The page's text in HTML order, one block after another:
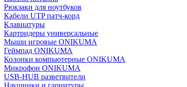
Рюкзаки для ноутбуков
Кабели UTP патч-корд
Клавиатуры
Картридеры универсальные
Мыши игровые ONIKUMA
Геймпад ONIKUMA
Колонки компьютерные ONIKUMA
Микрофон ONIKUMA
USB-HUB разветвители
Наушники и гарнитуры